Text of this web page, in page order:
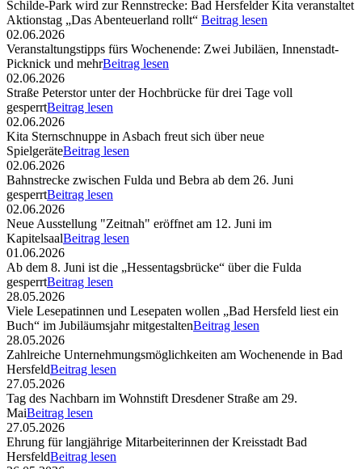
Schilde-Park wird zur Rennstrecke: Bad Hersfelder Kita veranstaltet
Aktionstag „Das Abenteuerland rollt“ Beitrag lesen
02.06.2026
Veranstaltungstipps fürs Wochenende: Zwei Jubiläen, Innenstadt-
Picknick und mehrBeitrag lesen
02.06.2026
Straße Peterstor unter der Hochbrücke für drei Tage voll
gesperrtBeitrag lesen
02.06.2026
Kita Sternschnuppe in Asbach freut sich über neue
SpielgeräteBeitrag lesen
02.06.2026
Bahnstrecke zwischen Fulda und Bebra ab dem 26. Juni
gesperrtBeitrag lesen
02.06.2026
Neue Ausstellung "Zeitnah" eröffnet am 12. Juni im
KapitelsaalBeitrag lesen
01.06.2026
Ab dem 8. Juni ist die „Hessentagsbrücke“ über die Fulda
gesperrtBeitrag lesen
28.05.2026
Viele Lesepatinnen und Lesepaten wollen „Bad Hersfeld liest ein
Buch“ im Jubiläumsjahr mitgestaltenBeitrag lesen
28.05.2026
Zahlreiche Unternehmungsmöglichkeiten am Wochenende in Bad
HersfeldBeitrag lesen
27.05.2026
Tag des Nachbarn im Wohnstift Dresdener Straße am 29.
MaiBeitrag lesen
27.05.2026
Ehrung für langjährige Mitarbeiterinnen der Kreisstadt Bad
HersfeldBeitrag lesen